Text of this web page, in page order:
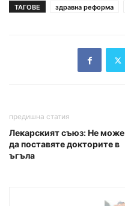
ТАГОВЕ здравна реформа
предишна статия
Лекарският съюз: Не може
да поставяте докторите в
ъгъла